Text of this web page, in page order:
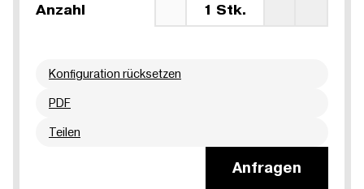
Anzahl 1 Stk.
Konfiguration rücksetzen
PDF
Teilen
Anfragen